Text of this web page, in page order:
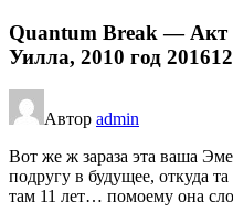
Quantum Break — Акт
Уилла, 2010 год
Автор admin
Вот же ж зараза эта ваша
подругу в будущее, откуда
там 11 лет… помоему она